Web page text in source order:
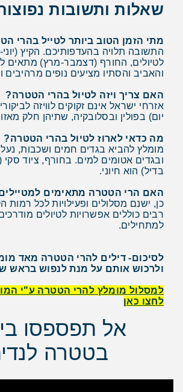
שאלות ותשובות
מתי הזמן הטוב ביותר לטייל בהרי
התשובה תלויה בהעדפותיכם. הקיץ
לטיולים, החורף (דצמבר-מרץ) מתאים
והאביב והסתיו מציעים נופים מרהיבים
האם צריך ויזה לטיול בהרי הטטרה?
יום) בפולין ובסלובקיה, שתיהן חלק
מה כדאי לארוז לטיול בהרי הטטרה?
מומלץ להביא בגדים חמים ושכבות,
ובגדים אטומים למים. בחורף, ציוד סקי
בדיל) הוא חיוני.
האם הרי הטטרה מתאימים
כן, ישנם מסלולים ופעילויות לכל רמות
רבים כוללים אפשרויות לטיולים
למתחילים.
לסיכום- דילים להרי הטטרה מאד
ולרכוש אותם על מנת לנפוש בראש
למסלול מומלץ להרי הטטרה ע"י
לחצו כאן
אל תפספסו
בטטרה